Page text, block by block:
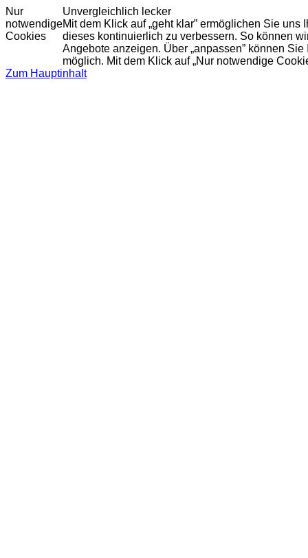
Nur
notwendige
Cookies
Unvergleichlich lecker
Mit dem Klick auf „geht klar” ermöglichen Sie
dieses kontinuierlich zu verbessern. So können
Angebote anzeigen. Über „anpassen” können
möglich. Mit dem Klick auf „Nur notwendige
Zum Hauptinhalt